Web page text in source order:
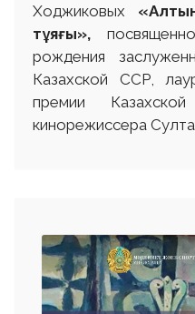
Ходжиковых
тұяғы»,
рождения
Казахской ССР,
премии
кинорежиссера